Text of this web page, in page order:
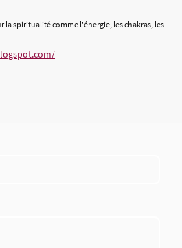
la spiritualité comme l'énergie, les chakras, les